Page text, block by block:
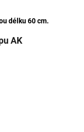
délku 60 cm.
AK